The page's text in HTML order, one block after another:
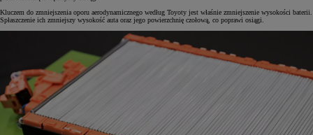
Kluczem do zmniejszenia oporu aerodynamicznego według Toyoty jest właśnie zmniejszenie wysokości baterii.
Spłaszczenie ich zmniejszy wysokość auta oraz jego powierzchnię czołową, co poprawi osiągi.